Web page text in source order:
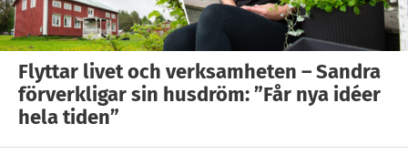
Flyttar livet och verksamheten – Sandra
förverkligar sin husdröm: ”Får nya idéer
hela tiden”